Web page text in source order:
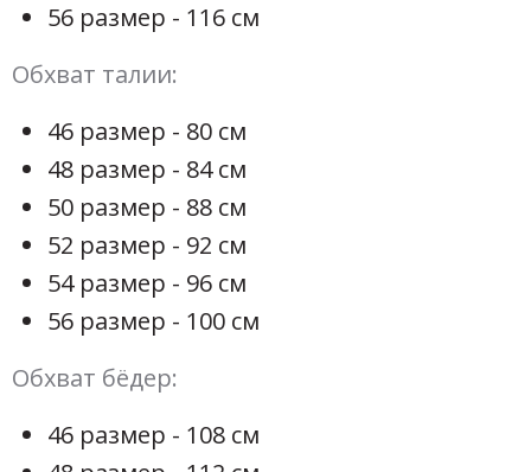
56 размер - 116 см
Обхват талии:
46 размер - 80 см
48 размер - 84 см
50 размер - 88 см
52 размер - 92 см
54 размер - 96 см
56 размер - 100 см
Обхват бёдер:
46 размер - 108 см